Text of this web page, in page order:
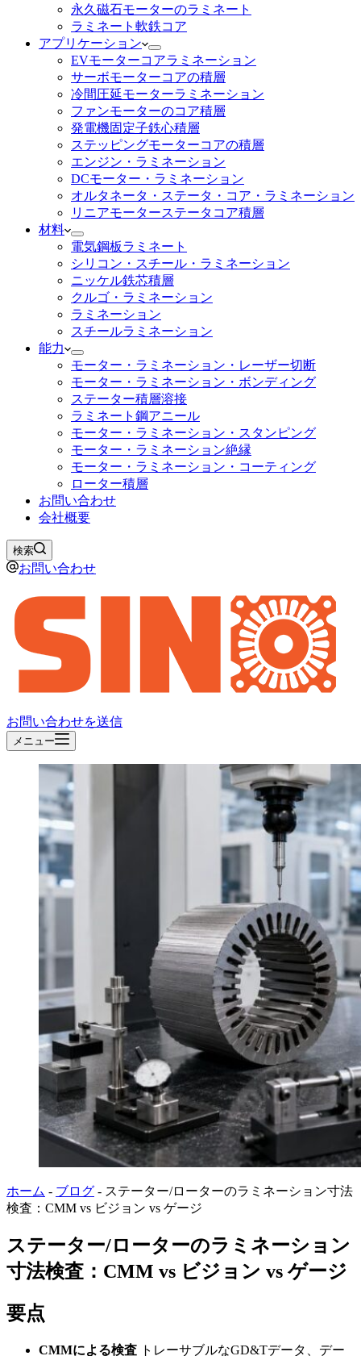
永久磁石モーターのラミネート
ラミネート軟鉄コア
アプリケーション
EVモーターコアラミネーション
サーボモーターコアの積層
冷間圧延モーターラミネーション
ファンモーターのコア積層
発電機固定子鉄心積層
ステッピングモーターコアの積層
エンジン・ラミネーション
DCモーター・ラミネーション
オルタネータ・ステータ・コア・ラミネーション
リニアモーターステータコア積層
材料
電気鋼板ラミネート
シリコン・スチール・ラミネーション
ニッケル鉄芯積層
クルゴ・ラミネーション
ラミネーション
スチールラミネーション
能力
モーター・ラミネーション・レーザー切断
モーター・ラミネーション・ボンディング
ステーター積層溶接
ラミネート鋼アニール
モーター・ラミネーション・スタンピング
モーター・ラミネーション絶縁
モーター・ラミネーション・コーティング
ローター積層
お問い合わせ
会社概要
検索
お問い合わせ
お問い合わせを送信
メニュー
ホーム - ブログ - ステーター/ローターのラミネーション寸法
検査：CMM vs ビジョン vs ゲージ
ステーター/ローターのラミネーション
寸法検査：CMM vs ビジョン vs ゲージ
要点
CMMによる検査 トレーサブルなGD&Tデータ、デー